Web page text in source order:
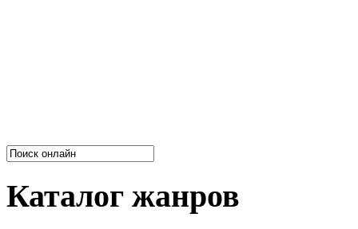
Каталог жанров